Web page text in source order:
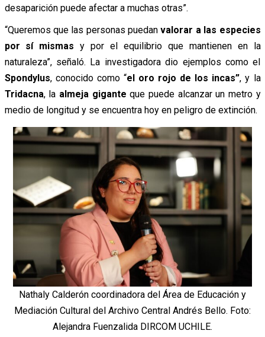
desaparición puede afectar a muchas otras”.
“Queremos que las personas puedanvalorar a las especies
por sí mismas y por el equilibrio que mantienen en la
naturaleza”, señaló. La investigadora dio ejemplos como el
Spondylus, conocido como “el oro rojo de los incas”, y la
Tridacna, la almeja gigante que puede alcanzar un metro y
medio de longitud y se encuentra hoy en peligro de extinción.
Nathaly Calderón coordinadora del Área de Educación y
Mediación Cultural del Archivo Central Andrés Bello. Foto:
Alejandra Fuenzalida DIRCOM UCHILE.